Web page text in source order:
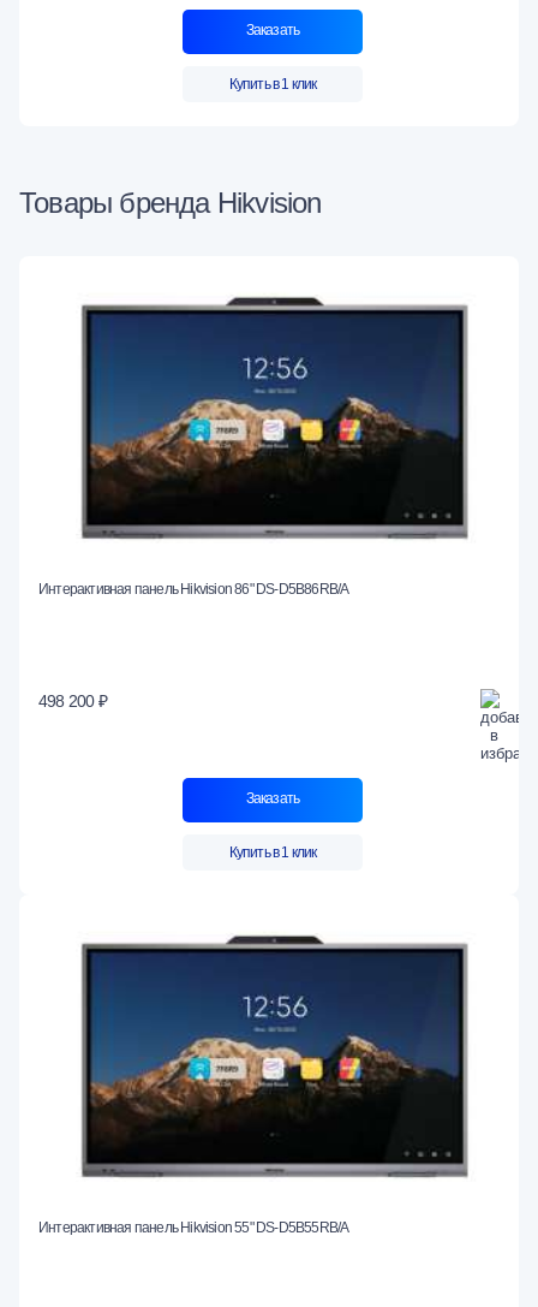
Заказать
Купить в 1 клик
Товары бренда Hikvision
Интерактивная панель Hikvision 86" DS-D5B86RB/A
498 200 ₽
Заказать
Купить в 1 клик
Интерактивная панель Hikvision 55" DS-D5B55RB/A